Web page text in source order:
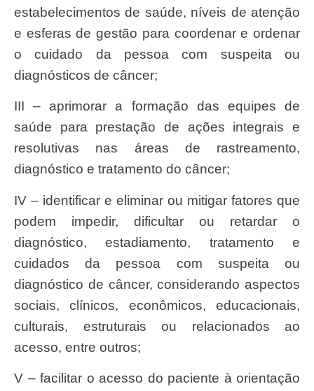
estabelecimentos de saúde, níveis de atenção
e esferas de gestão para coordenar e ordenar
o cuidado da pessoa com suspeita ou
diagnósticos de câncer;
III – aprimorar a formação das equipes de
saúde para prestação de ações integrais e
resolutivas nas áreas de rastreamento,
diagnóstico e tratamento do câncer;
IV – identificar e eliminar ou mitigar fatores que
podem impedir, dificultar ou retardar o
diagnóstico, estadiamento, tratamento e
cuidados da pessoa com suspeita ou
diagnóstico de câncer, considerando aspectos
sociais, clínicos, econômicos, educacionais,
culturais, estruturais ou relacionados ao
acesso, entre outros;
V – facilitar o acesso do paciente à orientação